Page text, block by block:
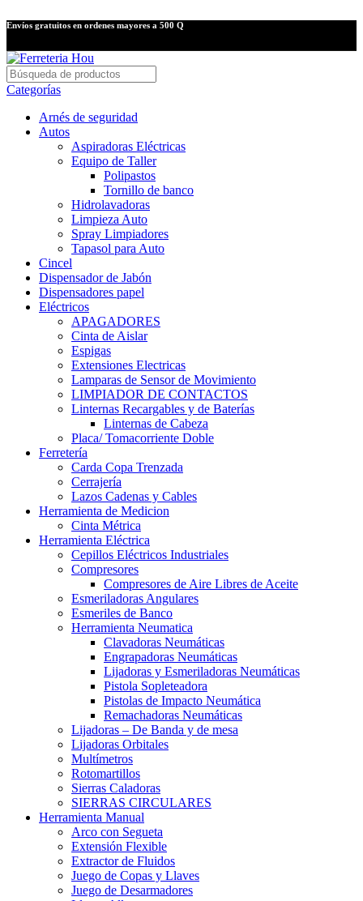
Envíos gratuitos en ordenes mayores a 500 Q
Categorías
Arnés de seguridad
Autos
Aspiradoras Eléctricas
Equipo de Taller
Polipastos
Tornillo de banco
Hidrolavadoras
Limpieza Auto
Spray Limpiadores
Tapasol para Auto
Cincel
Dispensador de Jabón
Dispensadores papel
Eléctricos
APAGADORES
Cinta de Aislar
Espigas
Extensiones Electricas
Lamparas de Sensor de Movimiento
LIMPIADOR DE CONTACTOS
Linternas Recargables y de Baterías
Linternas de Cabeza
Placa/ Tomacorriente Doble
Ferretería
Carda Copa Trenzada
Cerrajería
Lazos Cadenas y Cables
Herramienta de Medicion
Cinta Métrica
Herramienta Eléctrica
Cepillos Eléctricos Industriales
Compresores
Compresores de Aire Libres de Aceite
Esmeriladoras Angulares
Esmeriles de Banco
Herramienta Neumatica
Clavadoras Neumáticas
Engrapadoras Neumáticas
Lijadoras y Esmeriladoras Neumáticas
Pistola Sopleteadora
Pistolas de Impacto Neumática
Remachadoras Neumáticas
Lijadoras – De Banda y de mesa
Lijadoras Orbitales
Multímetros
Rotomartillos
Sierras Caladoras
SIERRAS CIRCULARES
Herramienta Manual
Arco con Segueta
Extensión Flexible
Extractor de Fluidos
Juego de Copas y Llaves
Juego de Desarmadores